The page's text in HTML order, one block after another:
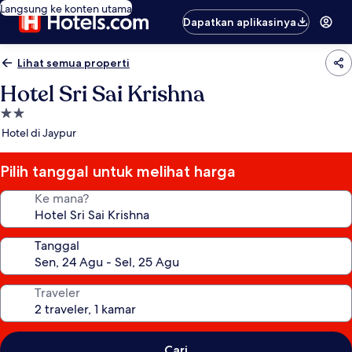
Langsung ke konten utama
Dapatkan aplikasinya
Lihat semua properti
Hotel Sri Sai Krishna
Properti
bintang
Hotel di Jaypur
Pilih tanggal untuk melihat harga
Ke mana?
Tanggal
Traveler